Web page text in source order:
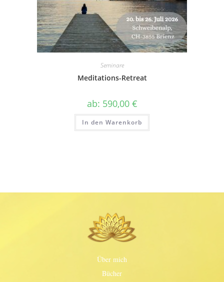
Seminare
Meditations-Retreat
ab: 590,00 €
In den Warenkorb
Über mich
Bücher